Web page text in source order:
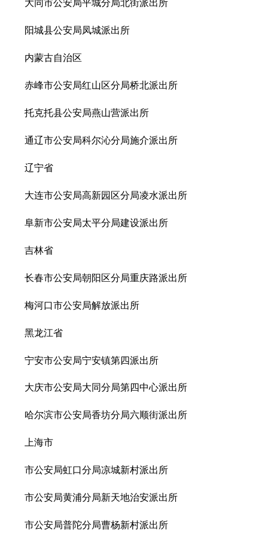
大同市公安局平城分局北街派出所
阳城县公安局凤城派出所
内蒙古自治区
赤峰市公安局红山区分局桥北派出所
托克托县公安局燕山营派出所
通辽市公安局科尔沁分局施介派出所
辽宁省
大连市公安局高新园区分局凌水派出所
阜新市公安局太平分局建设派出所
吉林省
长春市公安局朝阳区分局重庆路派出所
梅河口市公安局解放派出所
黑龙江省
宁安市公安局宁安镇第四派出所
大庆市公安局大同分局第四中心派出所
哈尔滨市公安局香坊分局六顺街派出所
上海市
市公安局虹口分局凉城新村派出所
市公安局黄浦分局新天地治安派出所
市公安局普陀分局曹杨新村派出所